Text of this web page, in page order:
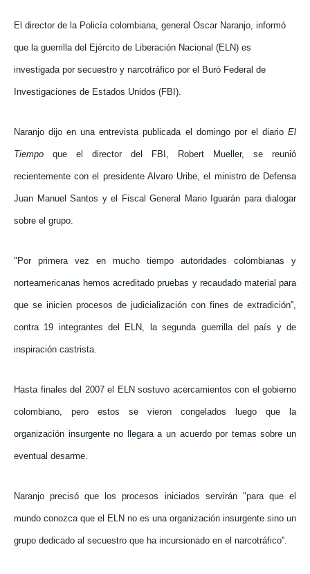
ENTRETENIMIENTO
INSTITUCIONAL
PUATE CON NOSOTROS
ENTRETENIMIENTO
INSTITUCIONAL
PUATE CON NOSOTROS
ENTRETENIMIENTO
INSTITUCIONAL
PUATE CON NOSOTROS
ENTRETENIMIENTO
INSTITUCIONAL
PUATE CON NOSOTROS
El director de la Policía colombiana, general Oscar Naranjo, informó
que la guerrilla del Ejército de Liberación Nacional (ELN) es
investigada por secuestro y narcotráfico por el Buró Federal de
Investigaciones de Estados Unidos (FBI).
Naranjo dijo en una entrevista publicada el domingo por el diario El
Tiempo que el director del FBI, Robert Mueller, se reunió
recientemente con el presidente Alvaro Uribe, el ministro de Defensa
Juan Manuel Santos y el Fiscal General Mario Iguarán para dialogar
sobre el grupo.
"Por primera vez en mucho tiempo autoridades colombianas y
norteamericanas hemos acreditado pruebas y recaudado material para
que se inicien procesos de judicialización con fines de extradición'',
contra 19 integrantes del ELN, la segunda guerrilla del país y de
inspiración castrista.
Hasta finales del 2007 el ELN sostuvo acercamientos con el gobierno
colombiano, pero estos se vieron congelados luego que la
organización insurgente no llegara a un acuerdo por temas sobre un
eventual desarme.
Naranjo precisó que los procesos iniciados servirán "para que el
mundo conozca que el ELN no es una organización insurgente sino un
grupo dedicado al secuestro que ha incursionado en el narcotráfico''.